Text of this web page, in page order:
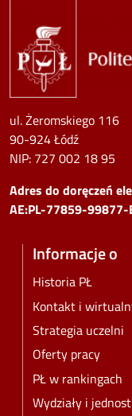
ul. Żeromskiego 116
90-924 Łódź
NIP: 727 002 18 95
Adres do doręczeń
AE:PL-77859-99877-
Informacje o
Historia PŁ
Kontakt i
Strategia uczelni
Oferty pracy
PŁ w rankingach
Wydziały i